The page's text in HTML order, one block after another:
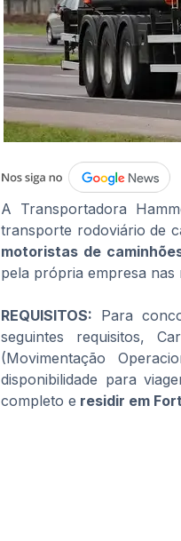
A Transportadora
transporte rodoviário de
motoristas de
pela própria empresa nas
REQUISITOS: Para
seguintes requisitos,
(Movimentação
disponibilidade para
completo e residir em